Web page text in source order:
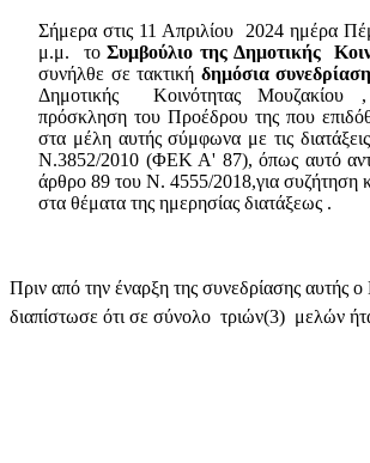
Σήμερα στις 11 Απριλίου 2024 ημέρα
μ.μ.
τοΣυμβούλιο της Δημοτικής
συνήλθε σε τακτική δημόσια συνεδρίαση
Δημοτικής
Κοινότητας
πρόσκληση του Προέδρου της που
στα μέλη αυτής σύμφωνα με τις
Ν.3852/2010 (ΦΕΚ Α' 87), όπως αυτό
άρθρο 89 του Ν. 4555/2018,για συζήτηση
στα θέματα της ημερησίας διατάξεως .
Πριν από την έναρξη της συνεδρίασης αυτής
διαπίστωσε ότι σε σύνολο τριών(3) μελών